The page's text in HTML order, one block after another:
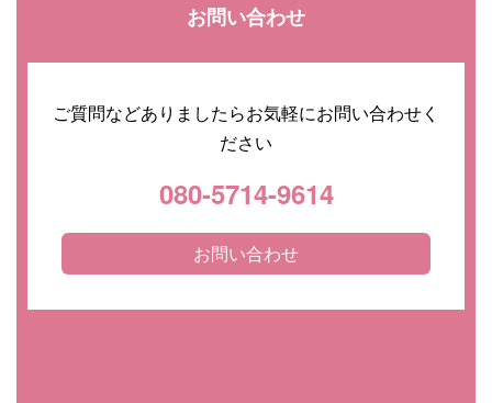
お問い合わせ
ご質問などありましたらお気軽にお問い合わせく
ださい
080-5714-9614
お問い合わせ